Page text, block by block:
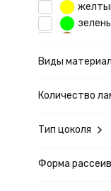
серебро
синий
Виды
Количество
Тип цоколя
Форма